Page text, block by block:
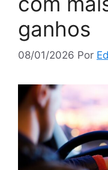
ganhos
08/01/2026 Por